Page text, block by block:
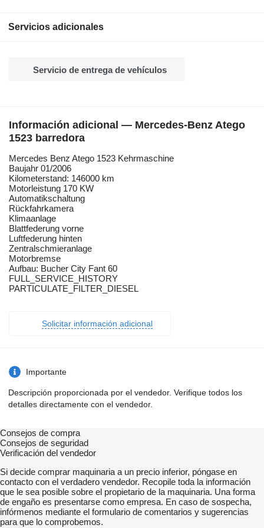
Servicios adicionales
Servicio de entrega de vehículos
Información adicional — Mercedes-Benz Atego
1523 barredora
Mercedes Benz Atego 1523 Kehrmaschine
Baujahr 01/2006
Kilometerstand: 146000 km
Motorleistung 170 KW
Automatikschaltung
Rückfahrkamera
Klimaanlage
Blattfederung vorne
Luftfederung hinten
Zentralschmieranlage
Motorbremse
Aufbau: Bucher City Fant 60
FULL_SERVICE_HISTORY
PARTICULATE_FILTER_DIESEL
Solicitar información adicional
Importante
Descripción proporcionada por el vendedor. Verifique todos los
detalles directamente con el vendedor.
Consejos de compra
Consejos de seguridad
Verificación del vendedor
Si decide comprar maquinaria a un precio inferior, póngase en
contacto con el verdadero vendedor. Recopile toda la información
que le sea posible sobre el propietario de la maquinaria. Una forma
de engaño es presentarse como empresa. En caso de sospecha,
infórmenos mediante el formulario de comentarios y sugerencias
para que lo comprobemos.